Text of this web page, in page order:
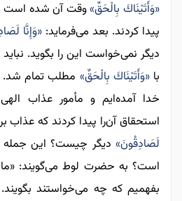
«وَأَتَيْنَاكَ بِالْحَقِّ»وقت آن شده است و
پیدا کردند. بعد می‌فرماید: «وَإِنَّا
دیگر نمی‌خواست این را بگوید.
با«وَأَتَيْنَاكَ بِالْحَقِّ» مطلب تمام شد.
خدا آمده‌ایم و مأمور عذاب
استحقاق آن‌را پیدا کردند که عذاب
لَصَادِقُونَ» دیگر چیست؟ این جمله
است؟ به حضرت لوط می‌گویند: «ما
بفهمیم که چه می‌خواستند